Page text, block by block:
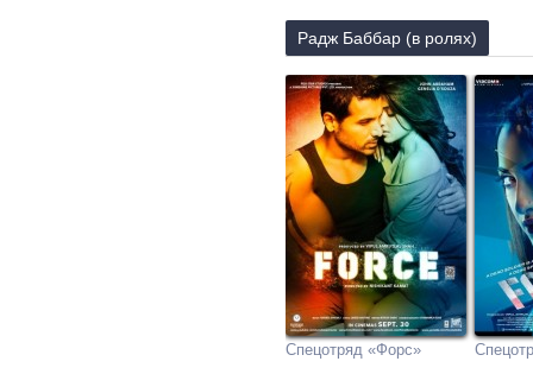
Радж Баббар (в ролях)
Спецотряд «Форс»